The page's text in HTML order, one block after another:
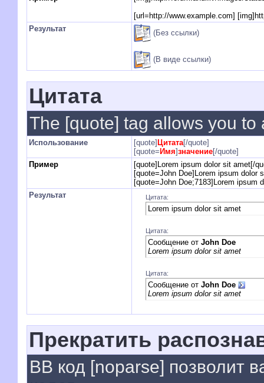
[url=http://www.example.com]
Результат
(Без ссылки)
(В виде ссылки)
Цитата
The [quote] tag allows you
Использование [quote] Цитата[/quote]
[quote= Имя]значение[/quote]
Пример
[quote]Lorem ipsum dolor sit amet[/
[quote=John Doe]Lorem ipsum dolor
[quote=John Doe;7183]Lorem ipsum
Результат
Цитата:
Lorem ipsum dolor sit amet
Цитата:
Сообщение от John Doe
Lorem ipsum dolor sit amet
Цитата:
Сообщение от John Doe
Lorem ipsum dolor sit amet
Прекратить
BB код [noparse] позволит